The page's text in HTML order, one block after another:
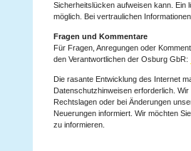
Sicherheitslücken aufweisen kann.
möglich. Bei vertraulichen
Fragen und Kommentare
Für Fragen, Anregungen oder
den Verantwortlichen der Osburg GbR:
Die rasante Entwicklung des Internet
Datenschutzhinweisen erforderlich.
Rechtslagen oder bei Änderungen
Neuerungen informiert. Wir möchten
zu informieren.